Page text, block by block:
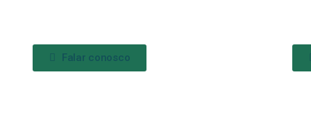
Falar conosco